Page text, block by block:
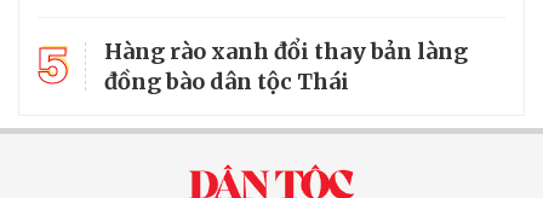
5
Hàng rào xanh đổi thay bản làng
đồng bào dân tộc Thái